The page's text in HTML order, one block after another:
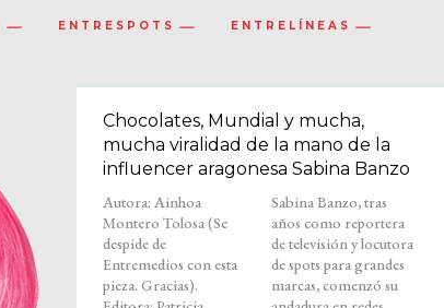
ENTRESPOTS ENTRELÍNEAS
Chocolates, Mundial y mucha,
mucha viralidad de la mano de la
influencer aragonesa Sabina Banzo
Autora: Ainhoa
Montero Tolosa (Se
despide de
Entremedios con esta
pieza. Gracias).
Sabina Banzo, tras
años como reportera
de televisión y locutora
de spots para grandes
marcas, comenzó su